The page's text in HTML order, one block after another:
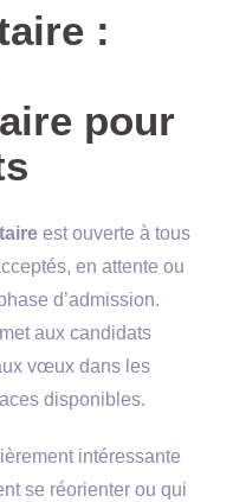
:
pour
est ouverte à tous
en attente ou
d’admission.
aux candidats
vœux dans les
disponibles.
intéressante
se réorienter ou qui